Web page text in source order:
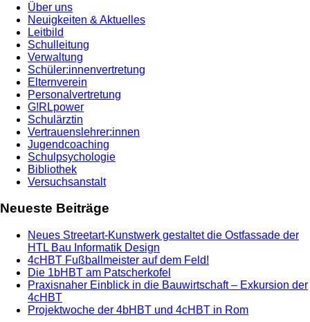
Über uns
Neuigkeiten & Aktuelles
Leitbild
Schulleitung
Verwaltung
Schüler:innenvertretung
Elternverein
Personalvertretung
G!RLpower
Schulärztin
Vertrauenslehrer:innen
Jugendcoaching
Schulpsychologie
Bibliothek
Versuchsanstalt
Neueste Beiträge
Neues Streetart-Kunstwerk gestaltet die Ostfassade der
HTL Bau Informatik Design
4cHBT Fußballmeister auf dem Feld!
Die 1bHBT am Patscherkofel
Praxisnaher Einblick in die Bauwirtschaft – Exkursion der
4cHBT
Projektwoche der 4bHBT und 4cHBT in Rom